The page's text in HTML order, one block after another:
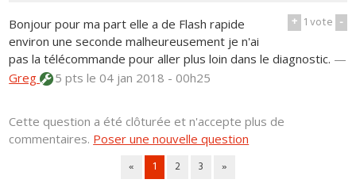
+ 1vote -
Bonjour pour ma part elle a de Flash rapide
environ une seconde malheureusement je n'ai
pas la télécommande pour aller plus loin dans le diagnostic. —
Greg
5 ptsle 04 jan 2018 - 00h25
Cette question a été clôturée et n'accepte plus de
commentaires. Poser une nouvelle question
« 1 2 3 »